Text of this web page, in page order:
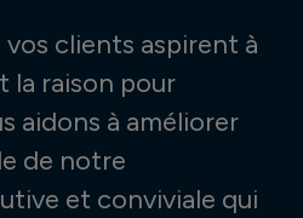
vos clients aspirent à
la raison pour
aidons à améliorer
de notre
et conviviale qui